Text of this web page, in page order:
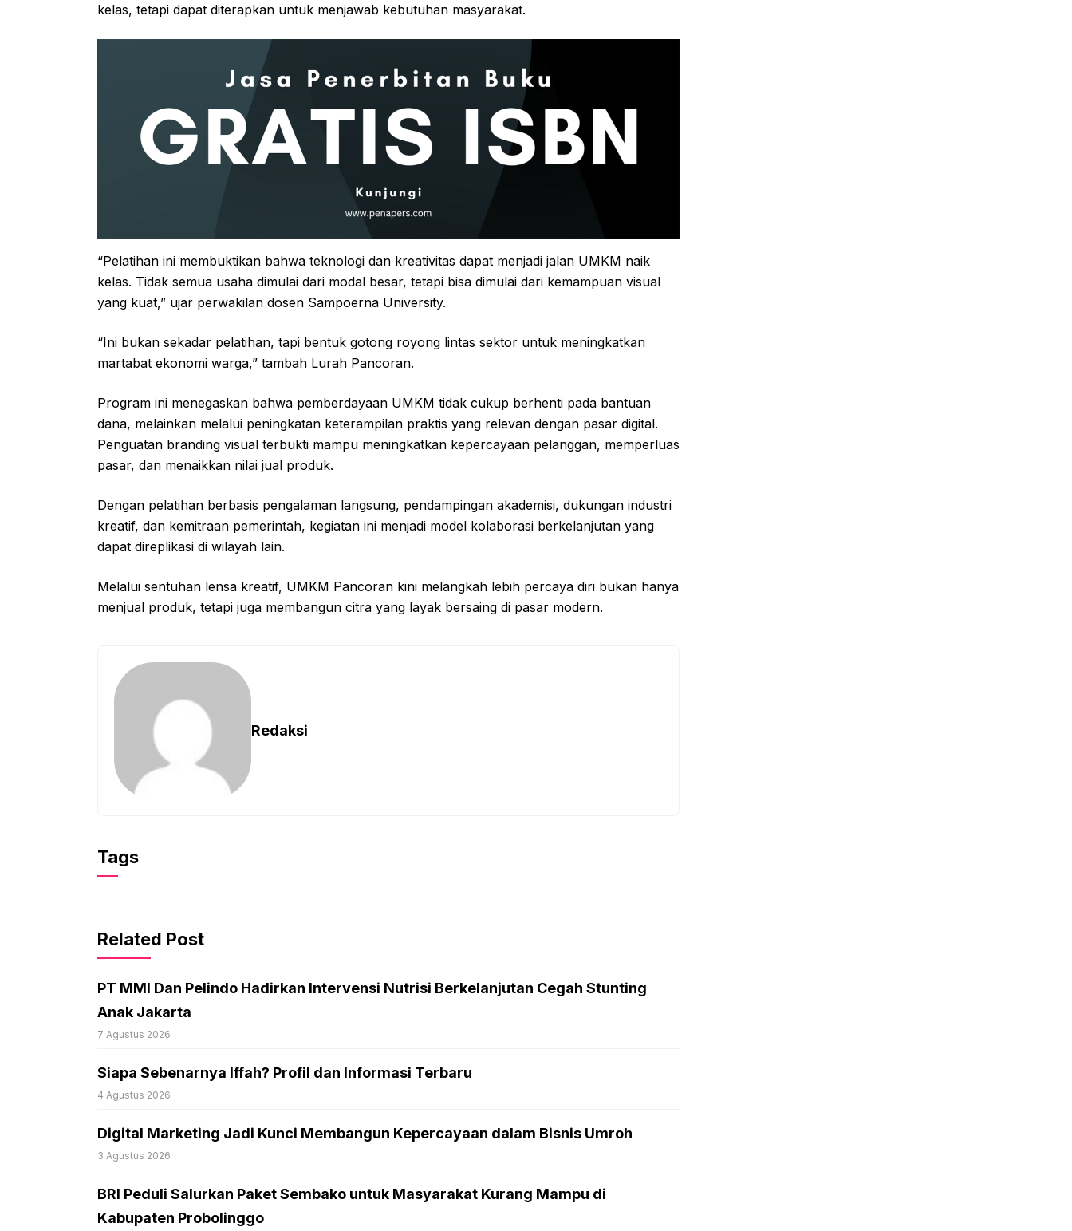
kelas, tetapi dapat diterapkan untuk menjawab kebutuhan masyarakat.
“Pelatihan ini membuktikan bahwa teknologi dan kreativitas dapat menjadi jalan UMKM naik
kelas. Tidak semua usaha dimulai dari modal besar, tetapi bisa dimulai dari kemampuan visual
yang kuat,” ujar perwakilan dosen Sampoerna University.
“Ini bukan sekadar pelatihan, tapi bentuk gotong royong lintas sektor untuk meningkatkan
martabat ekonomi warga,” tambah Lurah Pancoran.
Program ini menegaskan bahwa pemberdayaan UMKM tidak cukup berhenti pada bantuan
dana, melainkan melalui peningkatan keterampilan praktis yang relevan dengan pasar digital.
Penguatan branding visual terbukti mampu meningkatkan kepercayaan pelanggan, memperluas
pasar, dan menaikkan nilai jual produk.
Dengan pelatihan berbasis pengalaman langsung, pendampingan akademisi, dukungan industri
kreatif, dan kemitraan pemerintah, kegiatan ini menjadi model kolaborasi berkelanjutan yang
dapat direplikasi di wilayah lain.
Melalui sentuhan lensa kreatif, UMKM Pancoran kini melangkah lebih percaya diri bukan hanya
menjual produk, tetapi juga membangun citra yang layak bersaing di pasar modern.
Redaksi
Tags
Related Post
PT MMI Dan Pelindo Hadirkan Intervensi Nutrisi Berkelanjutan Cegah Stunting
Anak Jakarta
7 Agustus 2026
Siapa Sebenarnya Iffah? Profil dan Informasi Terbaru
4 Agustus 2026
Digital Marketing Jadi Kunci Membangun Kepercayaan dalam Bisnis Umroh
3 Agustus 2026
BRI Peduli Salurkan Paket Sembako untuk Masyarakat Kurang Mampu di
Kabupaten Probolinggo